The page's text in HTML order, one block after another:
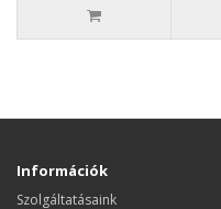
Információk
Szolgáltatásaink